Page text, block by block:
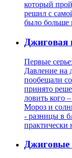
который
решил с
было больше
Джиговая
Первые
Давление на
пообещали
принято
ловить кого
Мороз и
- разницы в
практически
Джиговые